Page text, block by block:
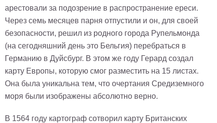
Черно
белые
Автомобили
Девушки
Ретро
В
Военные
Игровые
В
арестовали за подозрение в распространение ереси.
Через семь месяцев парня отпустили и он, для своей
безопасности, решил из родного города Рупельмонда
(на сегодняшний день это Бельгия) перебраться в
Германию в Дуйсбург. В этом же году Герард создал
карту Европы, которую смог разместить на 15 листах.
Она была уникальна тем, что очертания Средиземного
моря были изображены абсолютно верно.
В 1564 году картограф сотворил карту Британских